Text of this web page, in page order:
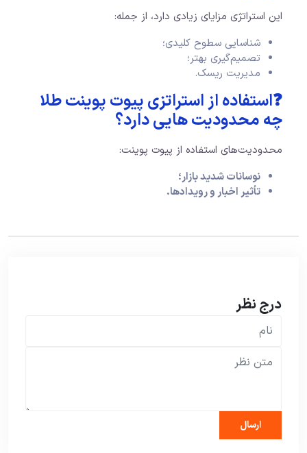
این استراتژی مزایای زیادی دارد، از جمله:
شناسایی سطوح کلیدی؛
تصمیم‌گیری بهتر؛
مدیریت ریسک.
❓استفاده از استراتزی پیوت پوینت طلا
چه محدودیت هایی دارد؟
محدودیت‌های استفاده از پیوت پوینت:
نوسانات شدید بازار؛
تأثیر اخبار و رویدادها.
درج نظر